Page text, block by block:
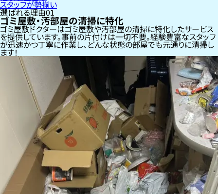
スタッフが勢揃い
選ばれる理由01
ゴミ屋敷・汚部屋の清掃に特化
ゴミ屋敷ドクターはゴミ屋敷や汚部屋の清掃に特化したサービス
を提供しています。事前の片付けは一切不要。経験豊富なスタッフ
が迅速かつ丁寧に作業し、どんな状態の部屋でも元通りに清掃し
ます！